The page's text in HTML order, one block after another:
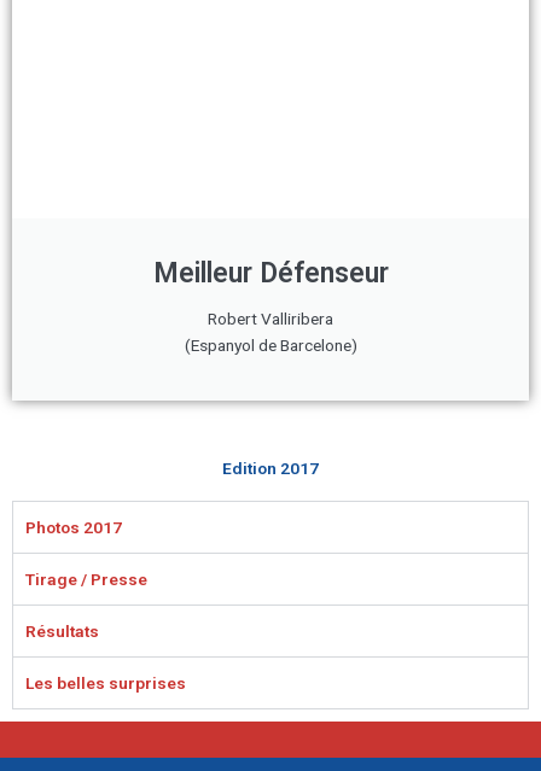
Meilleur Défenseur
Robert Valliribera
(Espanyol de Barcelone)
Edition 2017
Photos 2017
Tirage / Presse
Résultats
Les belles surprises